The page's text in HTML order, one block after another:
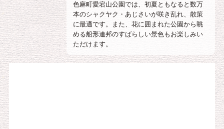
色麻町愛宕山公園では、初夏ともなると数万
本のシャクヤク・あじさいが咲き乱れ、散策
に最適です。また、花に囲まれた公園から眺
める船形連邦のすばらしい景色もお楽しみい
ただけます。